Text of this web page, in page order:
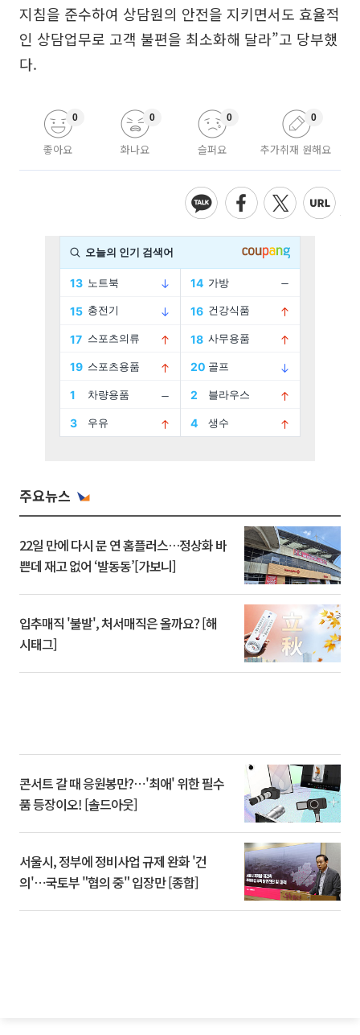
지침을 준수하여 상담원의 안전을 지키면서도 효율적
인 상담업무로 고객 불편을 최소화해 달라”고 당부했
다.
좋아요
0
화나요
0
슬퍼요
0
추가취재 원해요
0
주요뉴스
22일 만에 다시 문 연 홈플러스…정상화 바
쁜데 재고 없어 ‘발동동’[가보니]
입추매직 '불발', 처서매직은 올까요? [해
시태그]
콘서트 갈 때 응원봉만?⋯'최애' 위한 필수
품 등장이오! [솔드아웃]
서울시, 정부에 정비사업 규제 완화 '건
의'⋯국토부 "협의 중" 입장만 [종합]